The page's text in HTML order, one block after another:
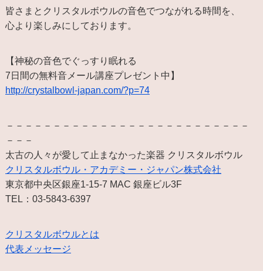
皆さまとクリスタルボウルの音色でつながれる時間を、
心より楽しみにしております。
【神秘の音色でぐっすり眠れる
7日間の無料音メール講座プレゼント中】
http://crystalbowl-japan.com/?p=74
－－－－－－－－－－－－－－－－－－－－－－－－－－
－－－
太古の人々が愛して止まなかった楽器 クリスタルボウル
クリスタルボウル・アカデミー・ジャパン株式会社
東京都中央区銀座1-15-7 MAC 銀座ビル3F
TEL：03-5843-6397
クリスタルボウルとは
代表メッセージ